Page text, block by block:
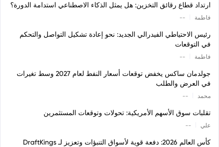
ارتداد قطاع رقائق التخزين: هل يمثل الذكاء الاصطناعي استدامة الدورة؟
فاطمة --
رئيس الاحتياطي الفيدرالي الجديد: نحو إعادة تشكيل التواصل والتحكم
في التوقعات
فاطمة --
جولدمان ساكس يخفض توقعات أسعار النفط لعام 2027 وسط تغيرات
في العرض والطلب
محمد --
تقلبات سوق الأسهم الأمريكية: تحولات وتوقعات المستثمرين
علي --
كأس العالم 2026: دفعة قوية لأسواق التنبؤات وتعزيز لـ DraftKings